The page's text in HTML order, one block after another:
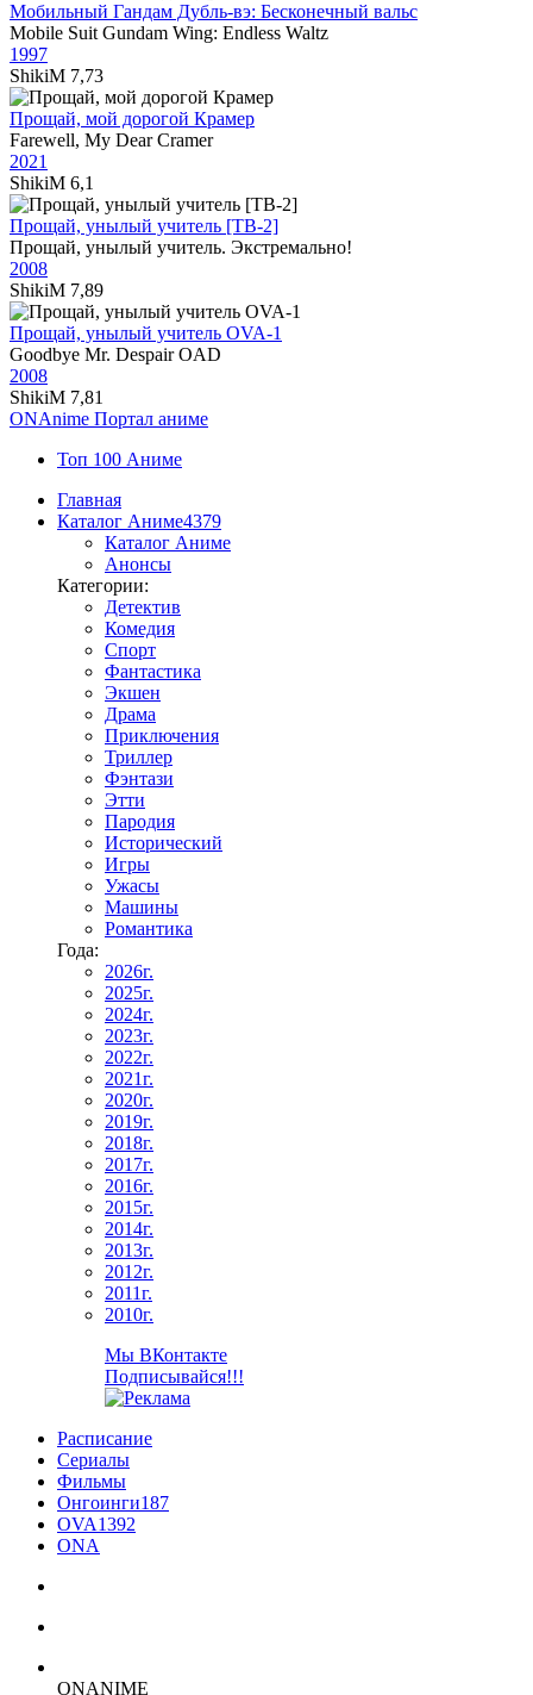
Мобильный Гандам Дубль-вэ: Бесконечный вальс
Mobile Suit Gundam Wing: Endless Waltz
1997
ShikiM 7,73
Прощай, мой дорогой Крамер
Farewell, My Dear Cramer
2021
ShikiM 6,1
Прощай, унылый учитель [ТВ-2]
Прощай, унылый учитель. Экстремально!
2008
ShikiM 7,89
Прощай, унылый учитель OVA-1
Goodbye Mr. Despair OAD
2008
ShikiM 7,81
ONAnime Портал аниме
Топ 100 Аниме
Главная
Каталог Аниме4379
Каталог Аниме
Анонсы
Категории:
Детектив
Комедия
Спорт
Фантастика
Экшен
Драма
Приключения
Триллер
Фэнтази
Этти
Пародия
Исторический
Игры
Ужасы
Машины
Романтика
Года:
2026г.
2025г.
2024г.
2023г.
2022г.
2021г.
2020г.
2019г.
2018г.
2017г.
2016г.
2015г.
2014г.
2013г.
2012г.
2011г.
2010г.
Мы ВКонтакте
Подписывайся!!!
Расписание
Сериалы
Фильмы
Онгоинги187
OVA1392
ONA
ONANIME